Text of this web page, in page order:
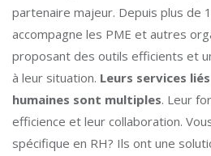
partenaire majeur. Depuis plus de
accompagne les PME et autres
proposant des outils efficients et
à leur situation. Leurs services
humaines sont multiples. Leur
efficience et leur collaboration.
spécifique en RH? Ils ont une